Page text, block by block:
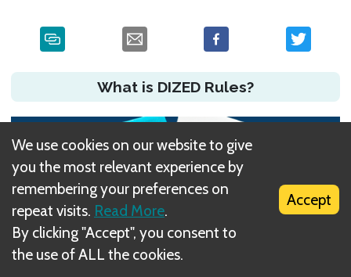
What is DIZED Rules?
We use cookies on our website to give
you the most relevant experience by
remembering your preferences on
repeat visits. Read More.
By clicking "Accept", you consent to
the use of ALL the cookies.
Accept